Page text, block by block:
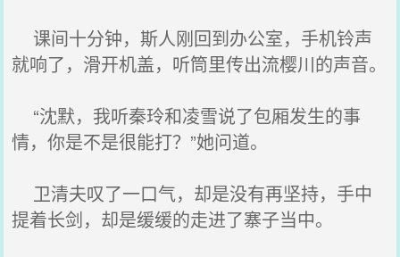
课间十分钟，斯人刚回到办公室，手机铃声
就响了，滑开机盖，听筒里传出流樱川的声音。
“沈默，我听秦玲和凌雪说了包厢发生的事
情，你是不是很能打？”她问道。
卫清夫叹了一口气，却是没有再坚持，手中
提着长剑，却是缓缓的走进了寨子当中。